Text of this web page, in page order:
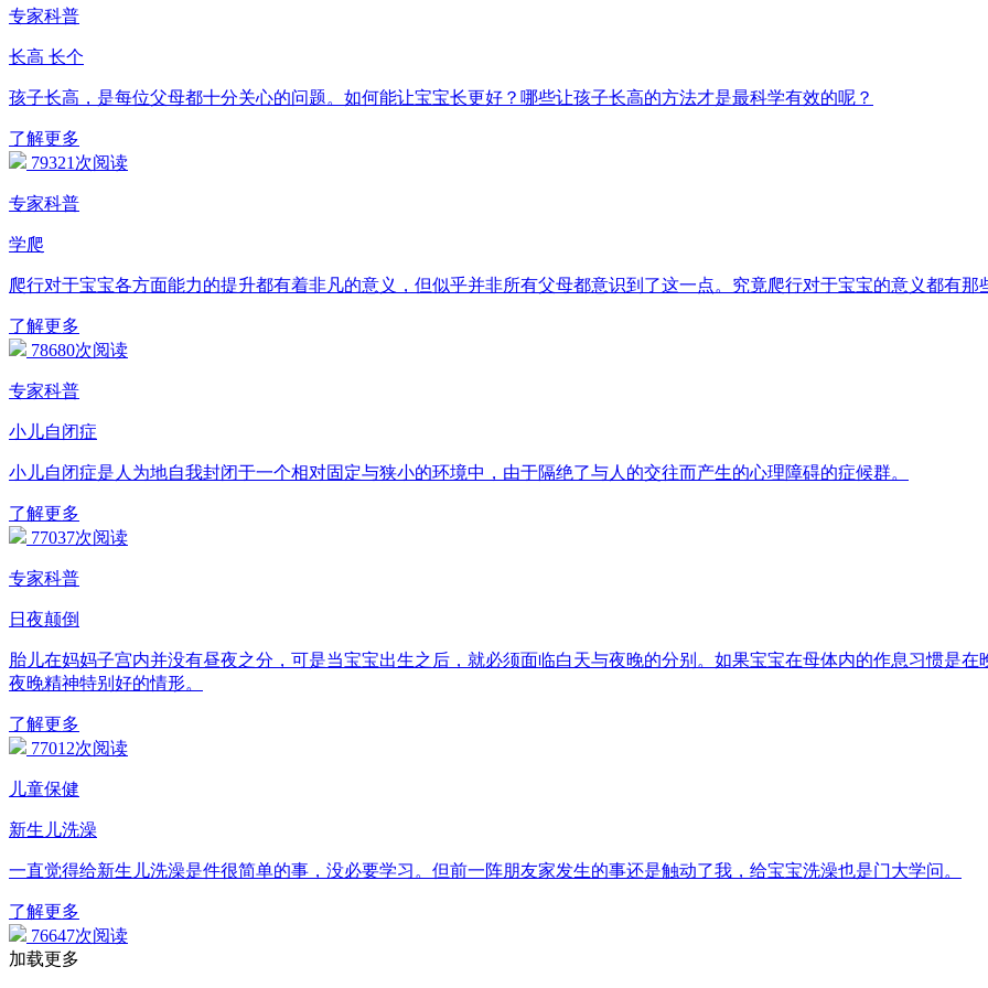
专家科普
长高 长个
孩子长高，是每位父母都十分关心的问题。如何能让宝宝长更好？哪些让孩子长高的方法才是最科学有效的呢？
了解更多
79321次阅读
专家科普
学爬
爬行对于宝宝各方面能力的提升都有着非凡的意义，但似乎并非所有父母都意识到了这一点。究竟爬行对于宝宝的意义都有那
了解更多
78680次阅读
专家科普
小儿自闭症
小儿自闭症是人为地自我封闭于一个相对固定与狭小的环境中，由于隔绝了与人的交往而产生的心理障碍的症候群。
了解更多
77037次阅读
专家科普
日夜颠倒
胎儿在妈妈子宫内并没有昼夜之分，可是当宝宝出生之后，就必须面临白天与夜晚的分别。如果宝宝在母体内的作息习惯是
夜晚精神特别好的情形。
了解更多
77012次阅读
儿童保健
新生儿洗澡
一直觉得给新生儿洗澡是件很简单的事，没必要学习。但前一阵朋友家发生的事还是触动了我，给宝宝洗澡也是门大学问。
了解更多
76647次阅读
加载更多